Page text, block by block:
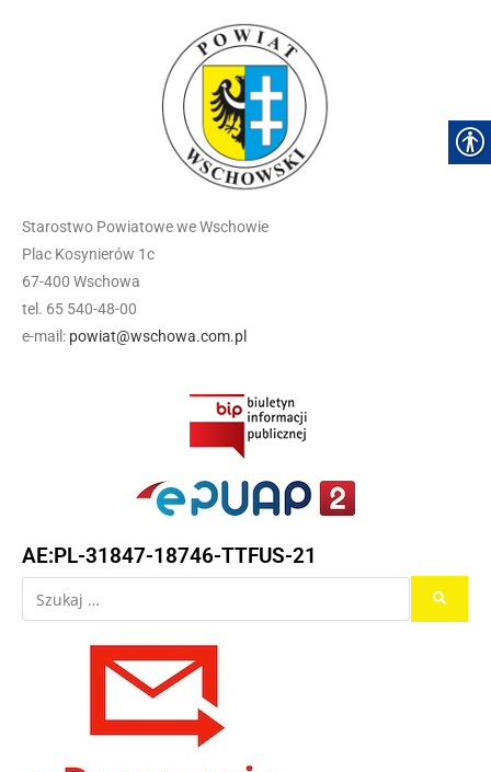
Starostwo Powiatowe we Wschowie
Plac Kosynierów 1c
67-400 Wschowa
tel. 65 540-48-00
e-mail: powiat@wschowa.com.pl
AE:PL-31847-18746-TTFUS-21